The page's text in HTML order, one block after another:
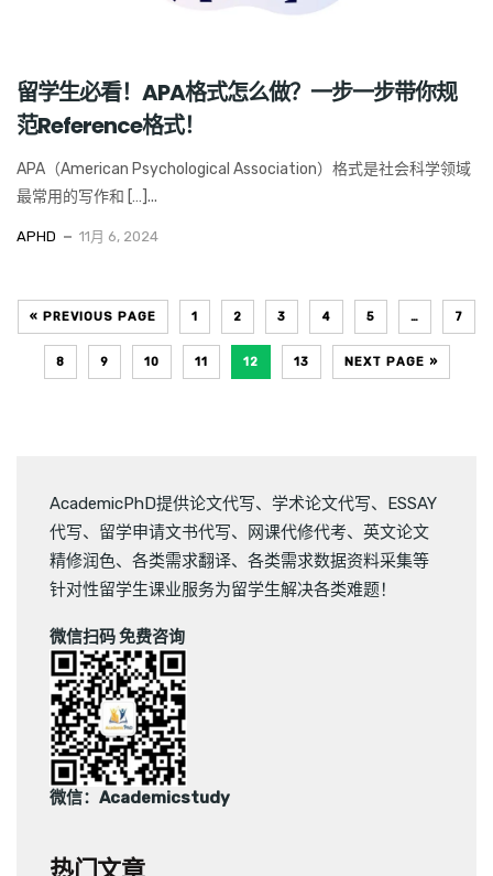
留学生必看！APA格式怎么做？一步一步带你规
范Reference格式！
APA（American Psychological Association）格式是社会科学领域
最常用的写作和 […]...
APHD 11月 6, 2024
« PREVIOUS PAGE 1 2 3 4 5 … 7
8 9 10 11 12 13 NEXT PAGE »
AcademicPhD提供论文代写、 学术论文代写、 ESSAY
代写、 留学申请文书代写、 网课代修代考、 英文论文
精修润色、 各类需求翻译、 各类需求数据资料采集等
针对性留学生课业服务为留学生解决各类难题！
微信扫码 免费咨询
微信：Academicstudy